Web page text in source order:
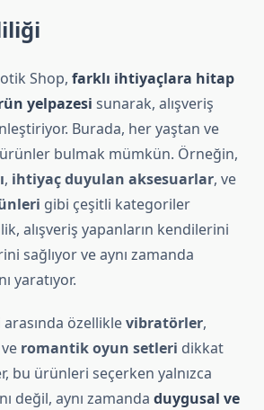
Shop, farklı ihtiyaçlara hitap
yelpazesi sunarak, alışveriş
Burada, her yaştan ve
bulmak mümkün. Örneğin,
, ihtiyaç duyulan aksesuarlar, ve
gibi çeşitli kategoriler
alışveriş yapanların kendilerini
sağlıyor ve aynı zamanda
yaratıyor.
özelliklevibratörler,
romantik oyun setleri dikkat
bu ürünleri seçerken yalnızca
değil, aynı zamanda duygusal ve